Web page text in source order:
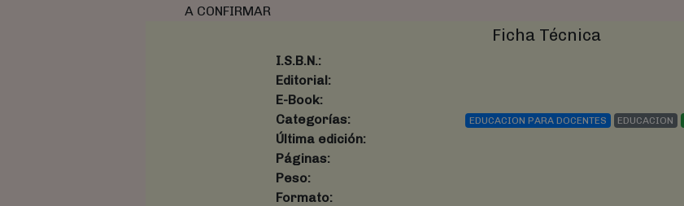
A CONFIRMAR
Ficha Técnica
I.S.B.N.:
Editorial:
E-Book:
Categorías:
EDUCACION PARA DOCENTES EDUCACION
Última edición:
Páginas:
Peso:
Formato: